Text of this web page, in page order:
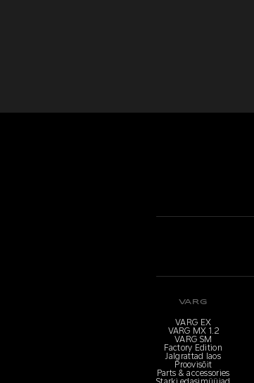
VARG
VARG EX
VARG MX 1.2
VARG SM
Factory Edition
Jalgrattad laos
Proovisõit
Parts & accessories